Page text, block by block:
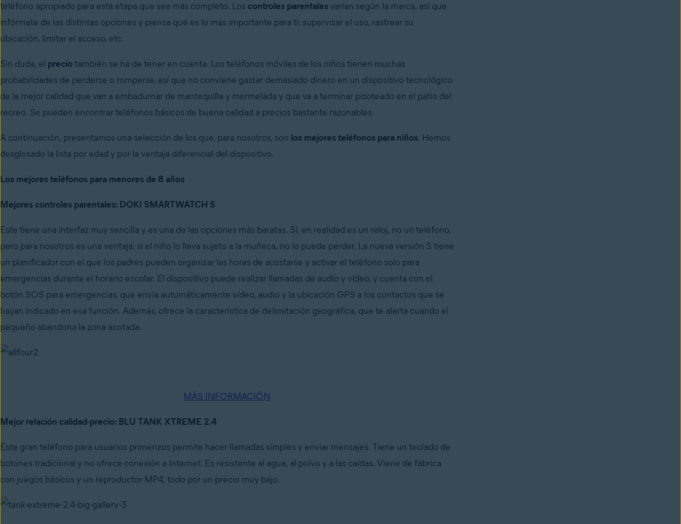
teléfono apropiado para esta etapa que sea más completo. Los controles parentales varían según la marca, así que
infórmate de las distintas opciones y piensa qué es lo más importante para ti: supervisar el uso, rastrear su
ubicación, limitar el acceso, etc.
Sin duda, el preciotambién se ha de tener en cuenta. Los teléfonos móviles de los niños tienen muchas
probabilidades de perderse o romperse, así que no conviene gastar demasiado dinero en un dispositivo tecnológico
de la mejor calidad que van a embadurnar de mantequilla y mermelada y que va a terminar pisoteado en el patio del
recreo. Se pueden encontrar teléfonos básicos de buena calidad a precios bastante razonables.
A continuación, presentamos una selección de los que, para nosotros, son los mejores teléfonos para niños. Hemos
desglosado la lista por edad y por la ventaja diferencial del dispositivo.
Los mejores teléfonos para menores de 8 años
Mejores controles parentales: DOKI SMARTWATCH S
Este tiene una interfaz muy sencilla y es una de las opciones más baratas. Sí, en realidad es un reloj, no un teléfono,
pero para nosotros es una ventaja: si el niño lo lleva sujeto a la muñeca, no lo puede perder. La nueva versión S tiene
un planificador con el que los padres pueden organizar las horas de acostarse y activar el teléfono solo para
emergencias durante el horario escolar. El dispositivo puede realizar llamadas de audio y vídeo, y cuenta con el
botón SOS para emergencias, que envía automáticamente vídeo, audio y la ubicación GPS a los contactos que se
hayan indicado en esa función. Además, ofrece la característica de delimitación geográfica, que te alerta cuando el
pequeño abandona la zona acotada.
MÁS INFORMACIÓN
Mejor relación calidad-precio: BLU TANK XTREME 2.4
Este gran teléfono para usuarios primerizos permite hacer llamadas simples y enviar mensajes. Tiene un teclado de
botones tradicional y no ofrece conexión a Internet. Es resistente al agua, al polvo y a las caídas. Viene de fábrica
con juegos básicos y un reproductor MP4, todo por un precio muy bajo.